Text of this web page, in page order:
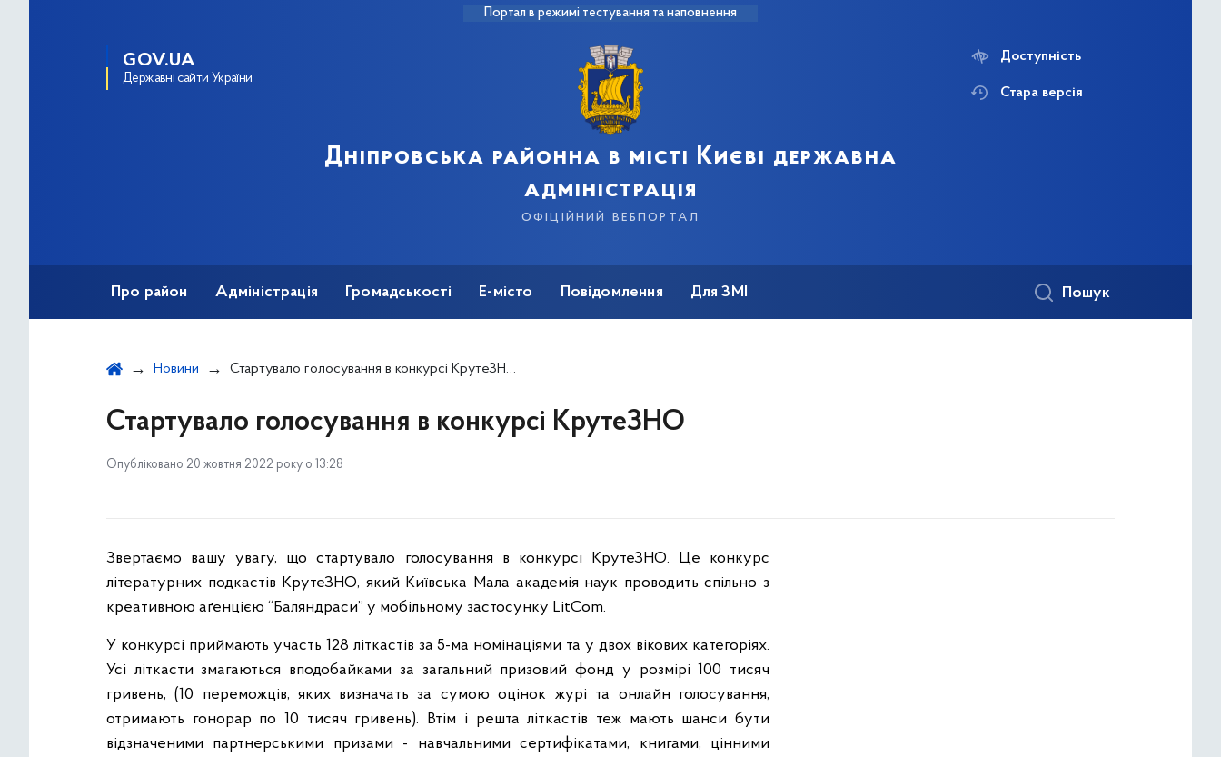
Портал в режимі тестування та наповнення
GOV.UA
Державні сайти України
Дніпровська районна в місті Києві державна
адміністрація
офіційний вебпортал
Доступність
Стара версія
Про район Адміністрація Громадськості Е-місто Повідомлення Для ЗМІ Пошук
Новини Стартувало голосування в конкурсі КрутеЗНО
Стартувало голосування в конкурсі КрутеЗНО
Опубліковано 20 жовтня 2022 року о 13:28
Звертаємо вашу увагу, що стартувало голосування в конкурсі КрутеЗНО. Це конкурс
літературних подкастів КрутеЗНО, який Київська Мала академія наук проводить спільно з
креативною аґенцією “Баляндраси” у мобільному застосунку LitCom.
У конкурсі приймають участь 128 літкастів за 5-ма номінаціями та у двох вікових категоріях.
Усі літкасти змагаються вподобайками за загальний призовий фонд у розмірі 100 тисяч
гривень, (10 переможців, яких визначать за сумою оцінок журі та онлайн голосування,
отримають гонорар по 10 тисяч гривень). Втім і решта літкастів теж мають шанси бути
відзначеними партнерськими призами - навчальними сертифікатами, книгами, цінними